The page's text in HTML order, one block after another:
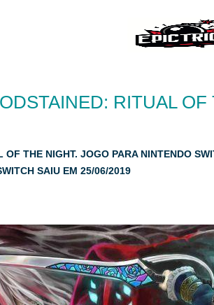
RITUAL
THE NIGHT. JOGO PARA NINTENDO
SAIU EM 25/06/2019